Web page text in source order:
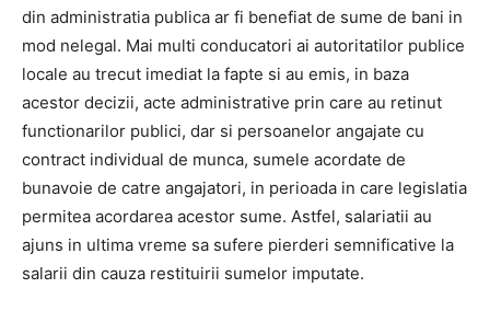
din administratia publica ar fi benefiat de sume de bani in
mod nelegal. Mai multi conducatori ai autoritatilor publice
locale au trecut imediat la fapte si au emis, in baza
acestor decizii, acte administrative prin care au retinut
functionarilor publici, dar si persoanelor angajate cu
contract individual de munca, sumele acordate de
bunavoie de catre angajatori, in perioada in care legislatia
permitea acordarea acestor sume. Astfel, salariatii au
ajuns in ultima vreme sa sufere pierderi semnificative la
salarii din cauza restituirii sumelor imputate.